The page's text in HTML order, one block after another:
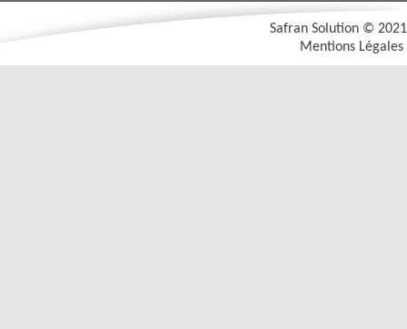
Safran Solution © 2021
Mentions Légales